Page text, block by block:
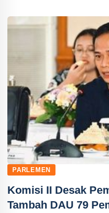
PARLEMEN
Komisi II Desak
Tambah DAU 79